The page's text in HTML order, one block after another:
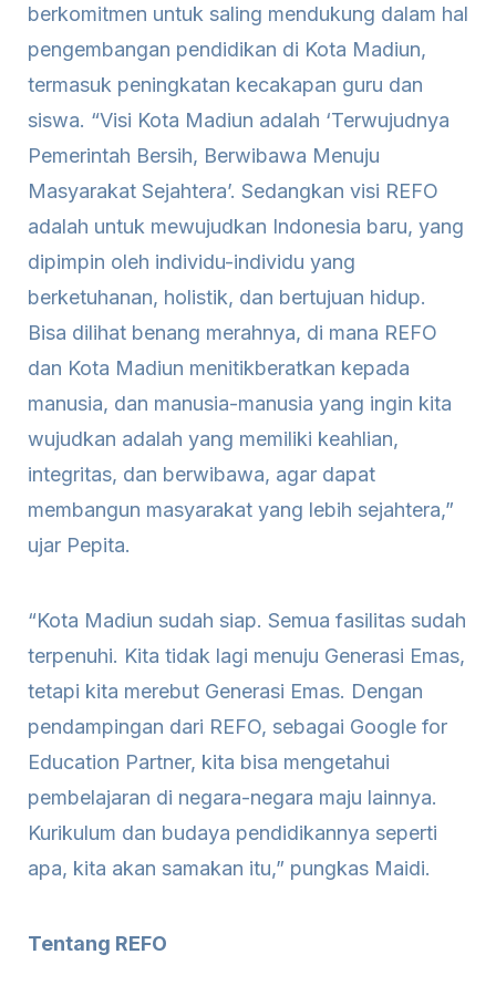
berkomitmen untuk saling mendukung dalam hal
pengembangan pendidikan di Kota Madiun,
termasuk peningkatan kecakapan guru dan
siswa. “Visi Kota Madiun adalah ‘Terwujudnya
Pemerintah Bersih, Berwibawa Menuju
Masyarakat Sejahtera’. Sedangkan visi REFO
adalah untuk mewujudkan Indonesia baru, yang
dipimpin oleh individu-individu yang
berketuhanan, holistik, dan bertujuan hidup.
Bisa dilihat benang merahnya, di mana REFO
dan Kota Madiun menitikberatkan kepada
manusia, dan manusia-manusia yang ingin kita
wujudkan adalah yang memiliki keahlian,
integritas, dan berwibawa, agar dapat
membangun masyarakat yang lebih sejahtera,”
ujar Pepita.
“Kota Madiun sudah siap. Semua fasilitas sudah
terpenuhi. Kita tidak lagi menuju Generasi Emas,
tetapi kita merebut Generasi Emas. Dengan
pendampingan dari REFO, sebagai Google for
Education Partner, kita bisa mengetahui
pembelajaran di negara-negara maju lainnya.
Kurikulum dan budaya pendidikannya seperti
apa, kita akan samakan itu,” pungkas Maidi.
Tentang REFO